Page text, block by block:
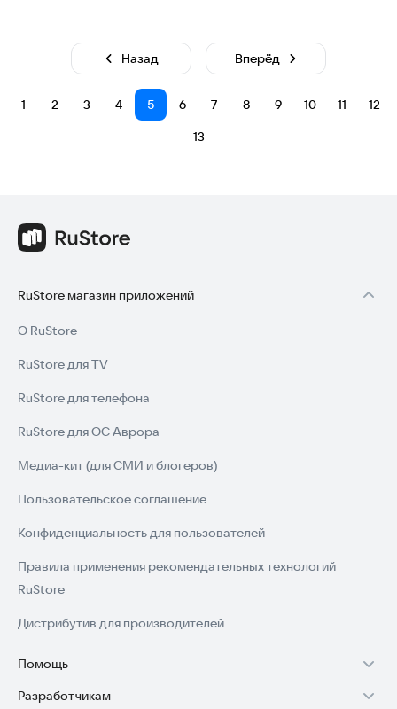
Назад
1 2 3 4 5 6 7 8 9 10 11
12
13
Вперёд
RuStore магазин приложений
О RuStore
RuStore для TV
RuStore для телефона
RuStore для ОС Аврора
Медиа-кит (для СМИ и блогеров)
Пользовательское соглашение
Конфиденциальность для пользователей
Правила применения рекомендательных технологий
RuStore
Дистрибутив для производителей
Помощь
Установка RuStore на TV
Разработчикам